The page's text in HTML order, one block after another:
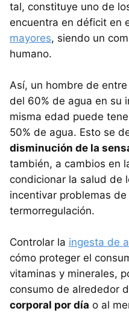
tal, constituye uno de
encuentra en déficit en
mayores, siendo un
humano.
Así, un hombre de
del 60% de agua en su
misma edad puede
50% de agua. Esto se
disminución de la
también, a cambios en
condicionar la salud de
incentivar problemas de
termorregulación.
Controlar la ingesta de
cómo proteger el
vitaminas y minerales,
consumo de alrededor
corporal por día o al